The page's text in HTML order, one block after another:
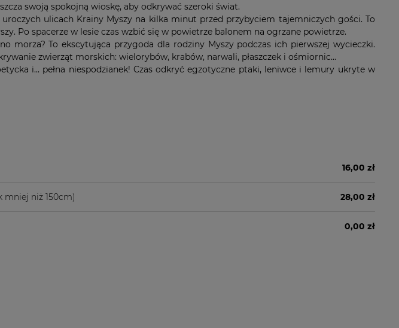
swoją spokojną wioskę, aby odkrywać szeroki świat.
ulicach Krainy Myszy na kilka minut przed przybyciem tajemniczych gości. To
Po spacerze w lesie czas wzbić się w powietrze balonem na ogrzane powietrze.
morza? To ekscytująca przygoda dla rodziny Myszy podczas ich pierwszej wycieczki.
zwierząt morskich: wielorybów, krabów, narwali, płaszczek i ośmiornic...
i... pełna niespodzianek! Czas odkryć egzotyczne ptaki, leniwce i lemury ukryte w
16,00 zł
mniej niż 150cm) 28,00 zł
0,00 zł